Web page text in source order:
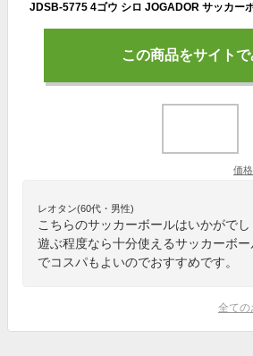
この商品をサイトで
価
レオタン(60代・男性)
こちらのサッカーボールはいかがでし
遊ぶ程度なら十分使えるサッカーボ
でコスパもよいのでおすすめです。
全ての